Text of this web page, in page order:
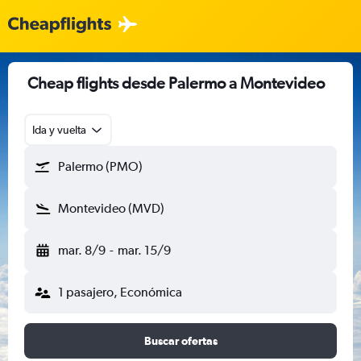
Cheap flights desde Palermo a Montevideo
Ida y vuelta
Palermo (PMO)
Montevideo (MVD)
mar. 8/9 - mar. 15/9
1 pasajero, Económica
Buscar ofertas